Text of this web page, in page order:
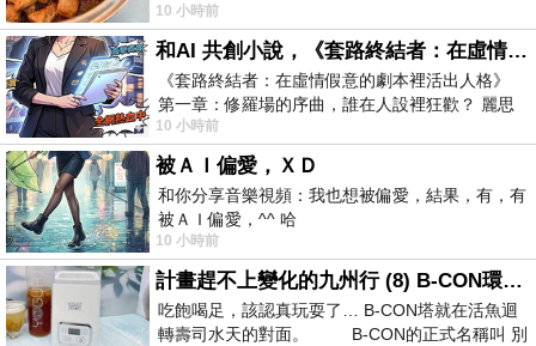
當？麵？還是炒飯？」 每天都在選擇
10 小時前
和AI 共創小說，《套路終結者：在虛情假意的劇本裡活出人格》
《套路終結者：在虛情假意的劇本裡活出人格》
第一章：修羅場的序曲，誰在人設裡狂歡？ 麗思
卡爾頓酒店的總統套房內，燈光昏
10 小時前
被ＡＩ偏愛，ＸＤ
和你分享音樂視頻：我也想被偏愛，結果，有，有
被ＡＩ偏愛，^^ 哈
10 小時前
計畫趕不上變化的九州行 (8) B-CON環球塔
吃飽喝足，該認真玩耍了… B-CON塔就在活魚迴
轉壽司水天的對面。 B-CON的正式名稱叫 別